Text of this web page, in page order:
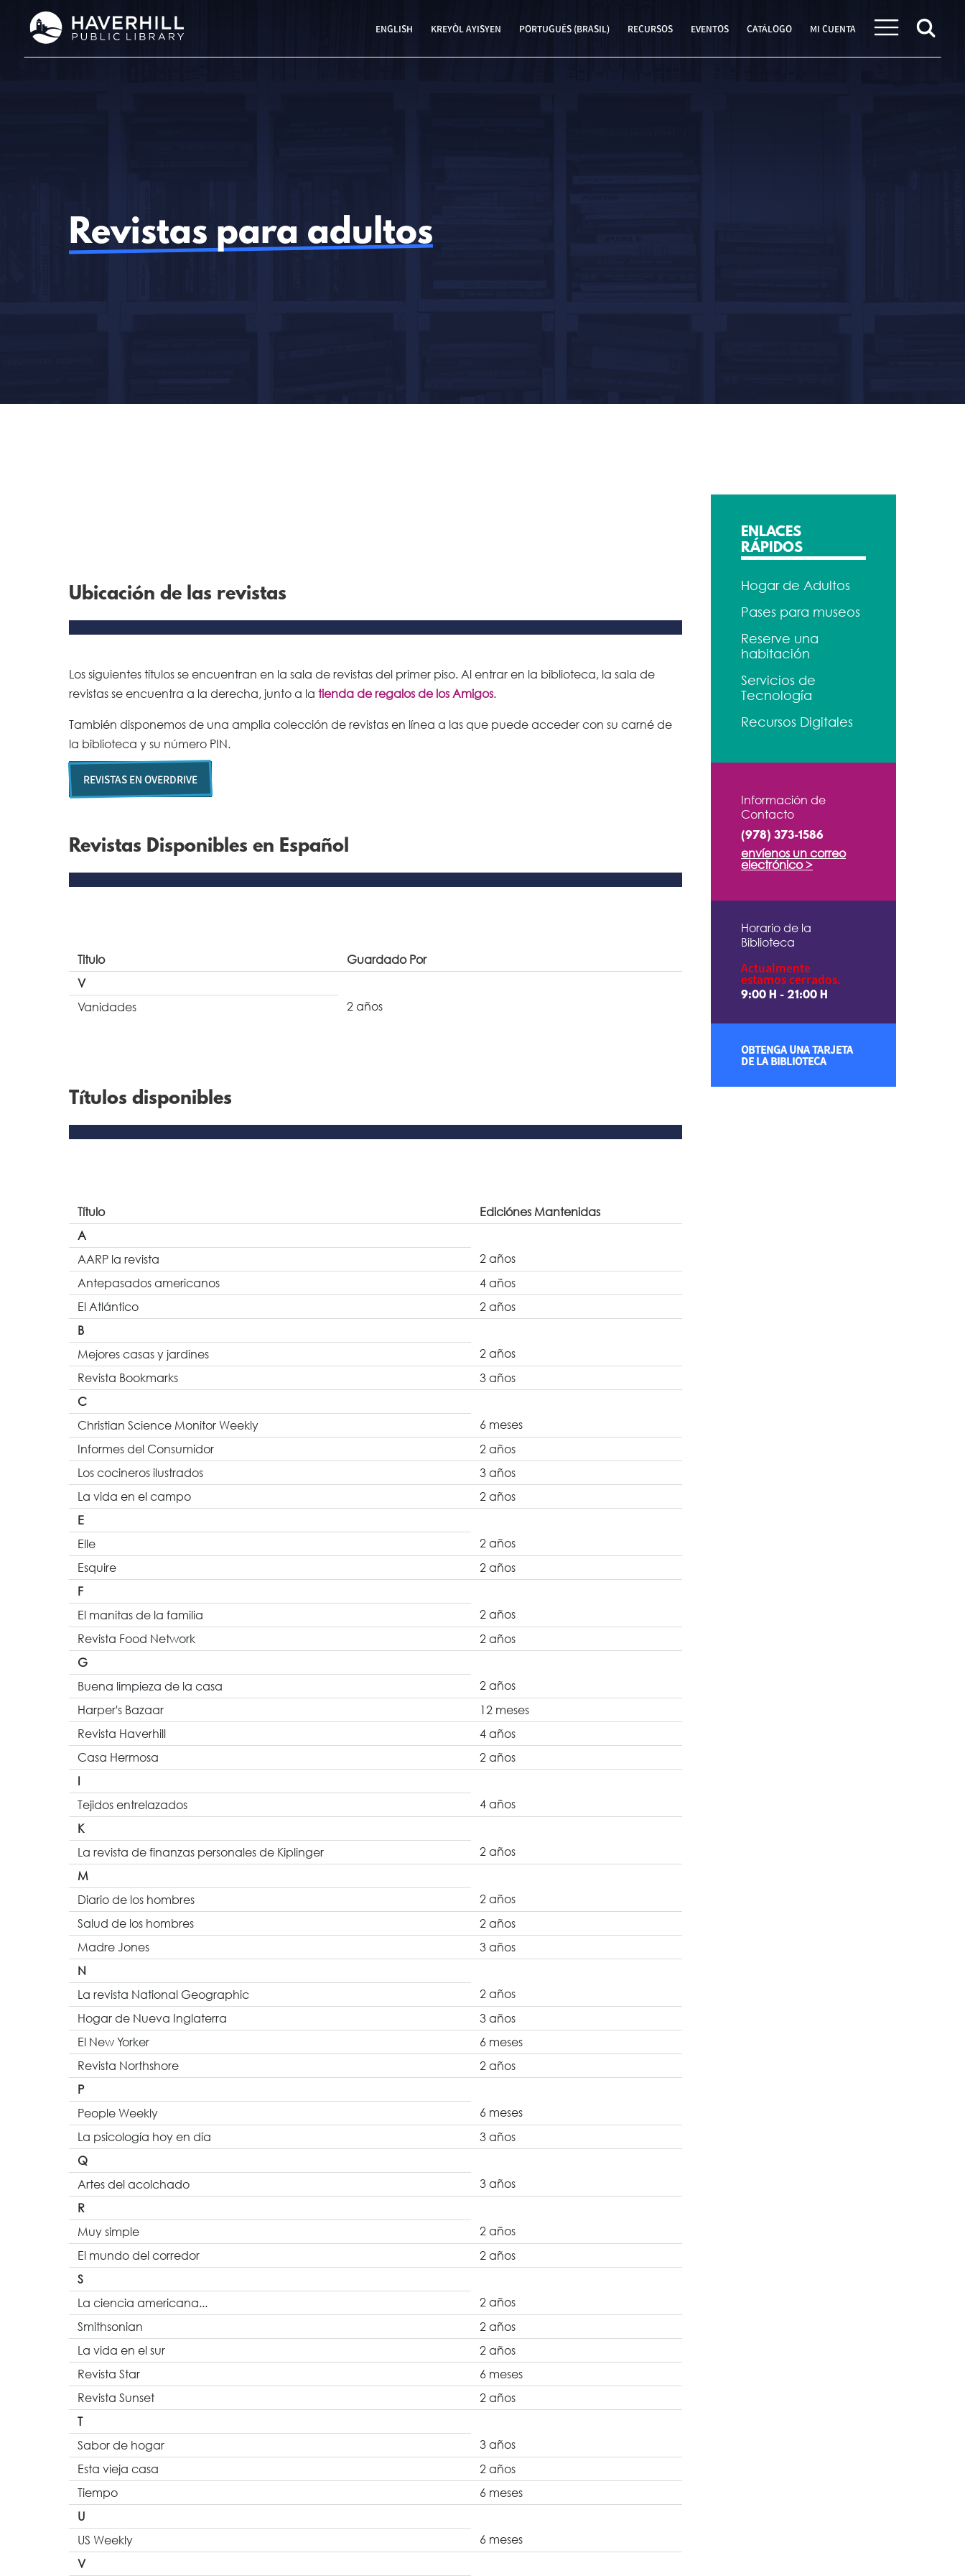
contenido
ENGLISH KREYÒL AYISYEN PORTUGUÊS (BRASIL) RECURSOS EVENTOS CATÁLOGO MI CUENTA
Revistas para adultos
Ubicación de las revistas
Los siguientes títulos se encuentran en la sala de revistas del primer piso. Al entrar en la biblioteca, la sala de
revistas se encuentra a la derecha, junto a la tienda de regalos de los Amigos.
También disponemos de una amplia colección de revistas en línea a las que puede acceder con su carné de
la biblioteca y su número PIN.
REVISTAS EN OVERDRIVE
Revistas Disponibles en Español
Titulo
Guardado Por
V
Vanidades
2 años
Títulos disponibles
Título
Ediciónes Mantenidas
A
AARP la revista
2 años
Antepasados americanos
4 años
El Atlántico
2 años
B
Mejores casas y jardines
2 años
Revista Bookmarks
3 años
C
Christian Science Monitor Weekly
6 meses
Informes del Consumidor
2 años
Los cocineros ilustrados
3 años
La vida en el campo
2 años
E
Elle
2 años
Esquire
2 años
F
El manitas de la familia
2 años
Revista Food Network
2 años
G
Buena limpieza de la casa
2 años
Harper's Bazaar
12 meses
Revista Haverhill
4 años
Casa Hermosa
2 años
I
Tejidos entrelazados
4 años
K
La revista de finanzas personales de Kiplinger
2 años
M
Diario de los hombres
2 años
Salud de los hombres
2 años
Madre Jones
3 años
N
La revista National Geographic
2 años
Hogar de Nueva Inglaterra
3 años
El New Yorker
6 meses
Revista Northshore
2 años
P
People Weekly
6 meses
La psicología hoy en día
3 años
Q
Artes del acolchado
3 años
R
Muy simple
2 años
El mundo del corredor
2 años
S
La ciencia americana...
2 años
Smithsonian
2 años
La vida en el sur
2 años
Revista Star
6 meses
Revista Sunset
2 años
T
Sabor de hogar
3 años
Esta vieja casa
2 años
Tiempo
6 meses
U
US Weekly
6 meses
V
ENLACES
RÁPIDOS
Hogar de Adultos
Pases para museos
Reserve una
habitación
Servicios de
Tecnología
Recursos Digitales
Información de
Contacto
(978) 373-1586
envíenos un correo
electrónico >
Horario de la
Biblioteca
Actualmente
estamos cerrados.
9:00 H - 21:00 H
OBTENGA UNA TARJETA
DE LA BIBLIOTECA